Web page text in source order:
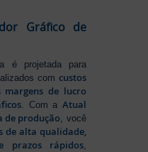
Gráfico de
é projetada para
com custos
margens de lucro
. Com a Atual
de produção , você
de alta qualidade,
prazos rápidos,